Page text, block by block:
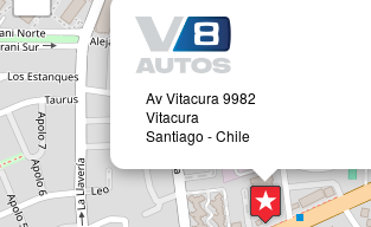
Av Vitacura 9982
Vitacura
Santiago - Chile